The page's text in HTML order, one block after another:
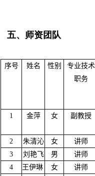
五、师资团队
序号 姓名 性别
专业技术
职务
1 金萍 女 副教授
2
朱清沁 女 讲师
3
刘艳飞 男 讲师
4
王伊琳 女 讲师